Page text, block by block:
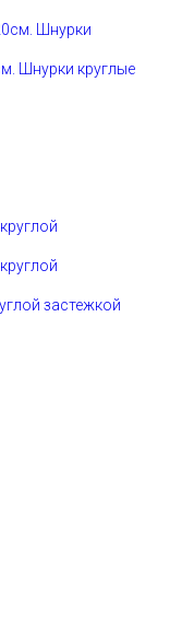
Шнурки круглые
застежкой